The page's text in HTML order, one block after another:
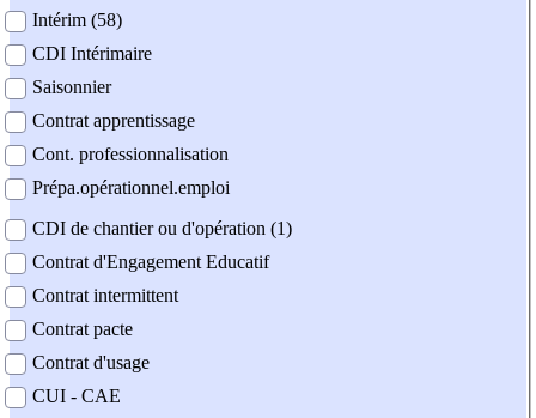
Intérim (58)
CDI Intérimaire
Saisonnier
Contrat apprentissage
Cont. professionnalisation
Prépa.opérationnel.emploi
CDI de chantier ou d'opération (1)
Contrat d'Engagement Educatif
Contrat intermittent
Contrat pacte
Contrat d'usage
CUI - CAE